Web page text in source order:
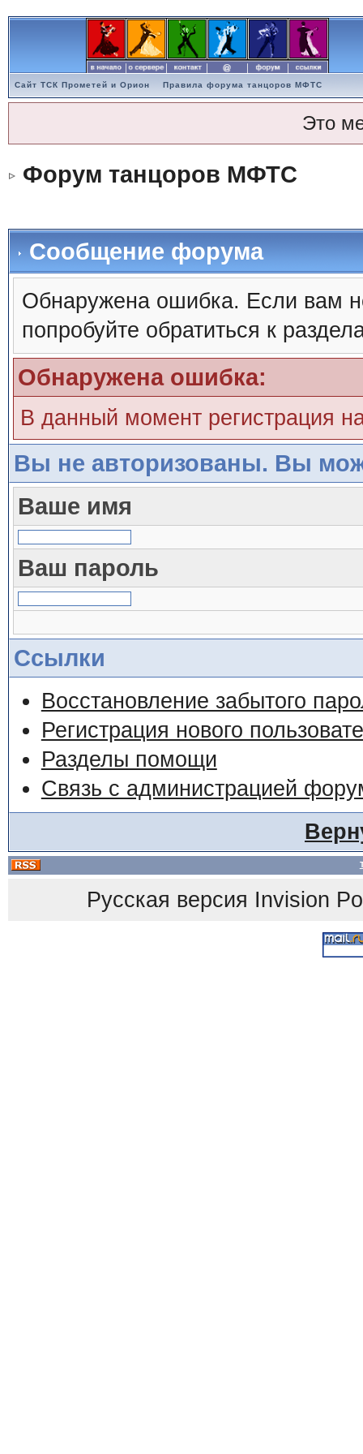
Сайт ТСК Прометей и Орион Правила форума танцоров МФТС
Это
Форум танцоров МФТС
Сообщение форума
Обнаружена ошибка. Если вам
попробуйте обратиться к
Обнаружена ошибка:
В данный момент регистрация
Вы не авторизованы. Вы
Ваше имя
Ваш пароль
Ссылки
Восстановление забытого
Регистрация нового
Разделы помощи
Связь с администрацией
Русская версия Invision